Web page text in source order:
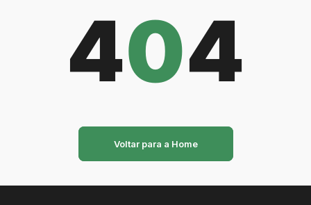
404
Voltar para a Home